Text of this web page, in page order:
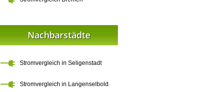
Nachbarstädte
Stromvergleich in Seligenstadt
Stromvergleich in Langenselbold